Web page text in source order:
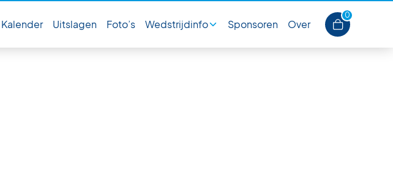
Kalender Uitslagen Foto’s Wedstrijdinfo Sponsoren Over
0